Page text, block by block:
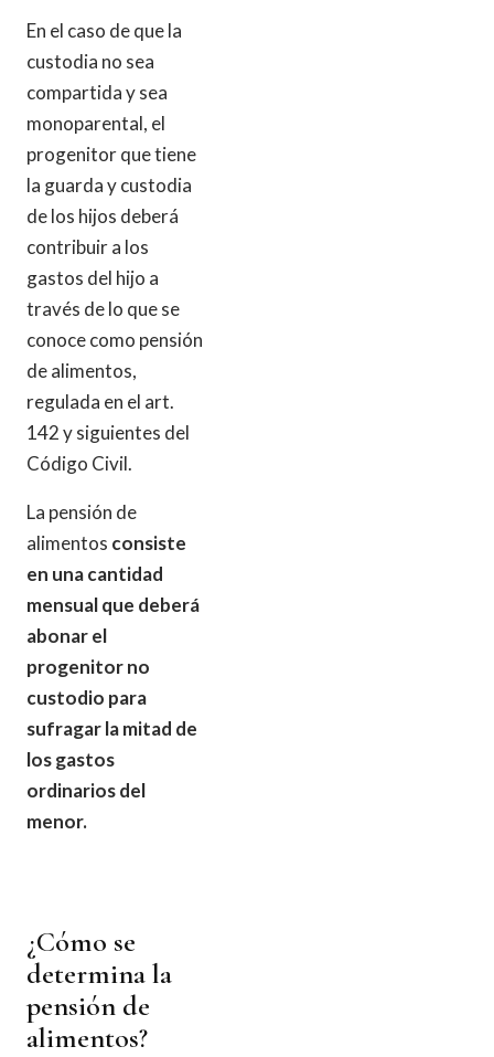
En el caso de que la
custodia no sea
compartida y sea
monoparental, el
progenitor que tiene
la guarda y custodia
de los hijos deberá
contribuir a los
gastos del hijo a
través de lo que se
conoce como pensión
de alimentos,
regulada en el art.
142 y siguientes del
Código Civil.
La pensión de
alimentos consiste
en una cantidad
mensual que deberá
abonar el
progenitor no
custodio para
sufragar la mitad de
los gastos
ordinarios del
menor.
¿Cómo se
determina la
pensión de
alimentos?